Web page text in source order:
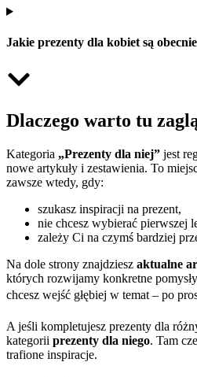
Jakie prezenty dla kobiet są
Dlaczego warto tu
Kategoria „Prezenty dla niej” jest
nowe artykuły i zestawienia. To
zawsze wtedy, gdy:
szukasz inspiracji na prezent,
nie chcesz wybierać pierwszej
zależy Ci na czymś bardziej
Na dole strony znajdziesz aktualne
których rozwijamy konkretne
chcesz wejść głębiej w temat – po
A jeśli kompletujesz prezenty dla
kategorii prezenty dla niego. Tam
trafione inspiracje.